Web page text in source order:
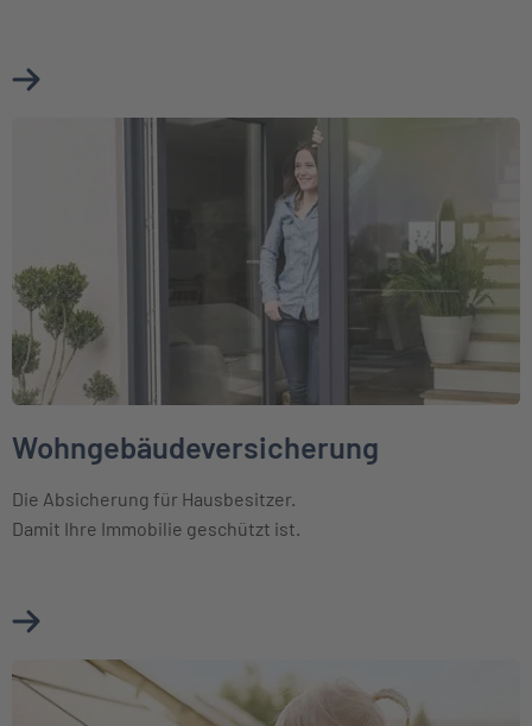
Mehr über Haftpflichtversicherung erfahren
Weiter zu Wohngebäudeversicherung
Wohngebäudeversicherung
Die Absicherung für Hausbesitzer.
Damit Ihre Immobilie geschützt ist.
Mehr über Wohngebäudeversicherung erfahren
Weiter zu Photovoltaikversicherung